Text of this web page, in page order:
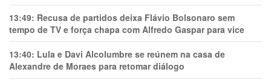
13:49: Recusa de partidos deixa Flávio Bolsonaro sem
tempo de TV e força chapa com Alfredo Gaspar para vice
13:40: Lula e Davi Alcolumbre se reúnem na casa de
Alexandre de Moraes para retomar diálogo